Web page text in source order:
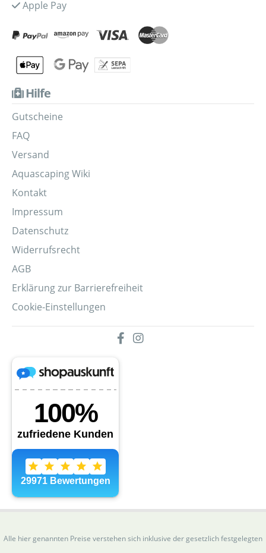
Apple Pay
Hilfe
Gutscheine
FAQ
Versand
Aquascaping Wiki
Kontakt
Impressum
Datenschutz
Widerrufsrecht
AGB
Erklärung zur Barrierefreiheit
Cookie-Einstellungen
Alle hier genannten Preise verstehen sich inklusive der gesetzlich festgelegten